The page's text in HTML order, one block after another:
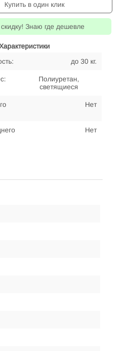
Купить в один клик
Знаю где дешевле
до 30 кг.
Полиуретан,
светящиеся
Нет
Нет